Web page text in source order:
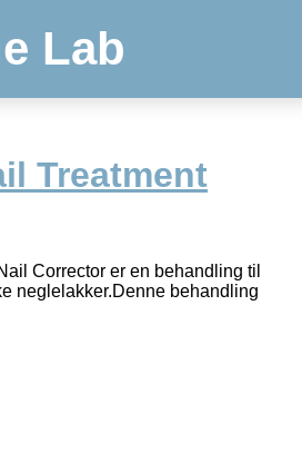
Lab
Treatment
Corrector er en behandling til
neglelakker.Denne behandling